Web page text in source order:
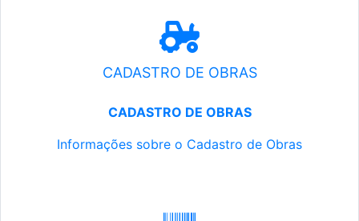
CADASTRO DE OBRAS
CADASTRO DE OBRAS
Informações sobre o Cadastro de Obras